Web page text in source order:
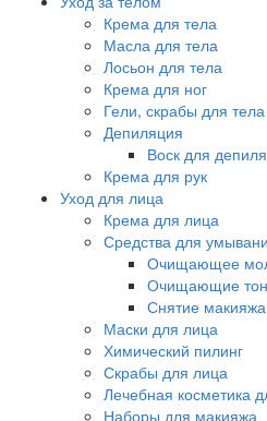
Крема для тела
Масла для тела
Лосьон для тела
Крема для ног
Гели, скрабы для тела
Депиляция
Воск для
Крема для рук
Уход для лица
Крема для лица
Средства для
Очищающее
Очищающие
Снятие макияжа
Маски для лица
Химический пилинг
Скрабы для лица
Лечебная косметика
Наборы для макияжа